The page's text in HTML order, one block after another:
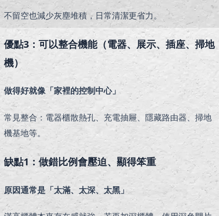
不留空也減少灰塵堆積，日常清潔更省力。
優點3：可以整合機能（電器、展示、插座、掃地
機）
做得好就像「家裡的控制中心」
常見整合：電器櫃散熱孔、充電抽屜、隱藏路由器、掃地
機基地等。
缺點1：做錯比例會壓迫、顯得笨重
原因通常是「太滿、太深、太黑」